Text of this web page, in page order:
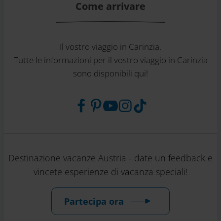
Come arrivare
Il vostro viaggio in Carinzia.
Tutte le informazioni per il vostro viaggio in Carinzia
sono disponibili qui!
Destinazione vacanze Austria - date un feedback e
vincete esperienze di vacanza speciali!
Partecipa ora